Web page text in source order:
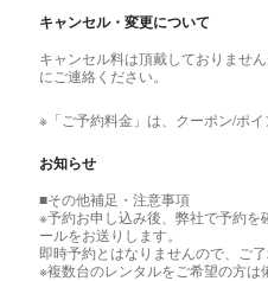
キャンセル・変更について
キャンセル料は頂戴しておりませ
にご連絡ください。
※「ご予約料金」は、クーポン/ポイ
お知らせ
■その他補足・注意事項
※予約お申し込み後、弊社で予約を
ールをお送りします。
即時予約とはなりませんので、ご了
※複数台のレンタルをご希望の方は